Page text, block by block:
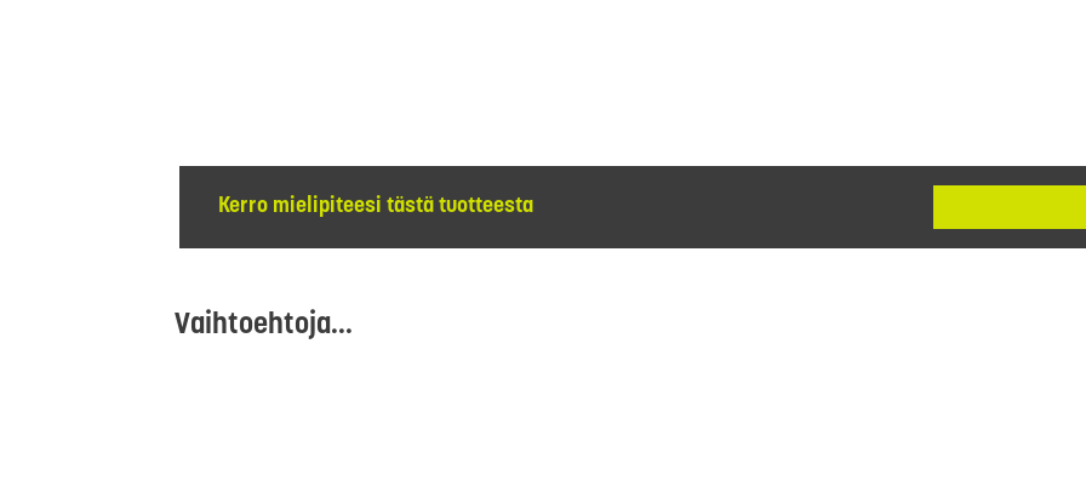
Kerro mielipiteesi tästä tuotteesta
Vaihtoehtoja...